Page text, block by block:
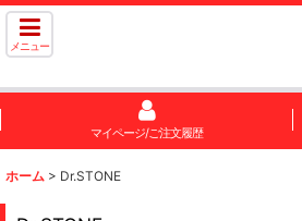
メニュー
マイページ/ご注文履歴
ホーム > Dr.STONE